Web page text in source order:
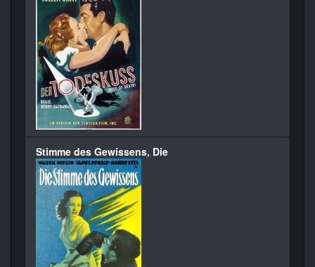
Stimme des Gewissens, Die